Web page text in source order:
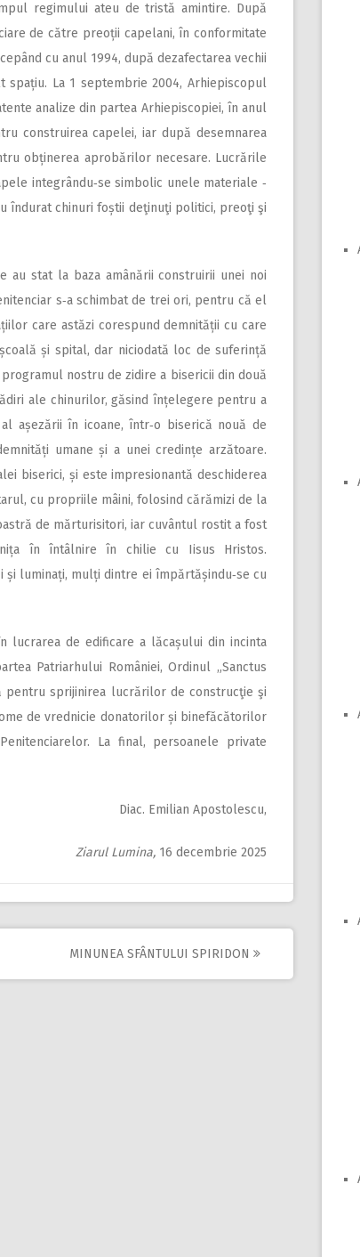
regimului ateu de tristă amintire. După
de către preoții capelani, în conformitate
cu anul 1994, după dezafectarea vechii
La 1 septembrie 2004, Arhi­episcopul
analize din partea Arhiepiscopiei, în anul
construirea capelei, iar după de­semnarea
obținerea aprobărilor necesare. Lucrările
integrându‑se simbolic unele materiale ‑
îndurat chinuri foștii deţinuţi politici, preoţi şi
au stat la baza amânării construirii unei noi
s‑a schimbat de trei ori, pentru că el
care astăzi corespund demnității cu care
și spital, dar niciodată loc de suferință
nostru de zidire a bisericii din două
ale chinurilor, găsind înțelegere pentru a
așezării în icoane, într‑o biserică nouă de
umane și a unei credințe arzătoare.
biserici, și este impresionantă deschiderea
cu propriile mâini, folosind cărămizi de la
de mărturisitori, iar cuvântul rostit a fost
în întâlnire în chilie cu Iisus Hristos.
luminați, mulți dintre ei împărtă­șindu‑se cu
de edificare a lăcașului din incinta
Patriarhului României, Ordinul „Sanctus
pentru sprijinirea lucrărilor de construcţie şi
de vrednicie donatorilor și binefăcătorilor
La final, persoanele private
Diac. Emilian Apostolescu,
Ziarul Lumina, 16 decembrie 2025
MINUNEA SFÂNTULUI SPIRIDON